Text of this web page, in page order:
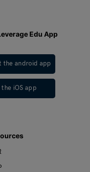
Edu App
the android app
iOS app